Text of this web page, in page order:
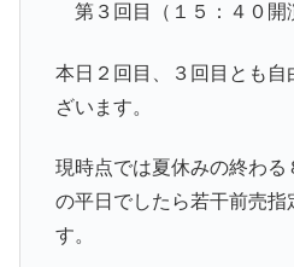
第３回目（１５：４０開
本日２回目、３回目とも
ざいます。
現時点では夏休みの終わる
の平日でしたら若干前売指
す。